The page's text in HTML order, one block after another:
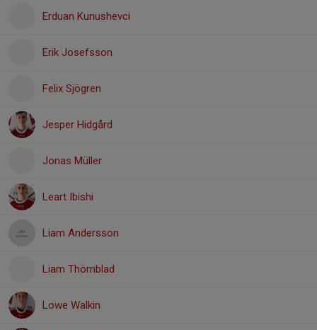
Erduan Kunushevci
Erik Josefsson
Felix Sjögren
Jesper Hidgård
Jonas Müller
Leart Ibishi
Liam Andersson
Liam Thörnblad
Lowe Walkin